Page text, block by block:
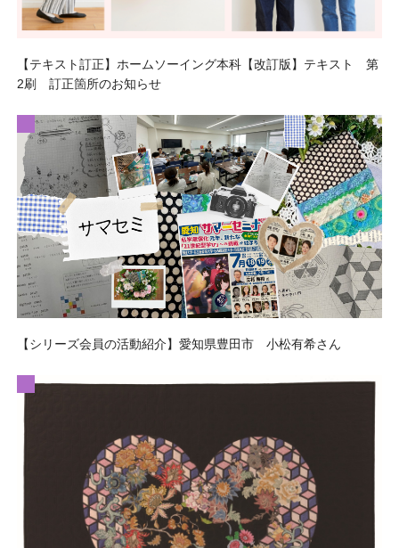
【テキスト訂正】ホームソーイング本科【改訂版】テキスト 第
2刷 訂正箇所のお知らせ
【シリーズ会員の活動紹介】愛知県豊田市 小松有希さん